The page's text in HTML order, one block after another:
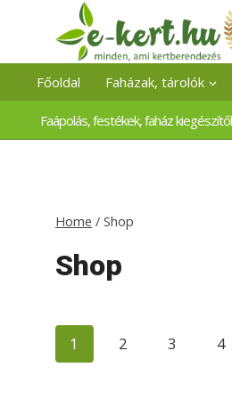
content
Főoldal Faházak, tárolók
Faápolás, festékek, faház
Home / Shop
Shop
1 2 3 4